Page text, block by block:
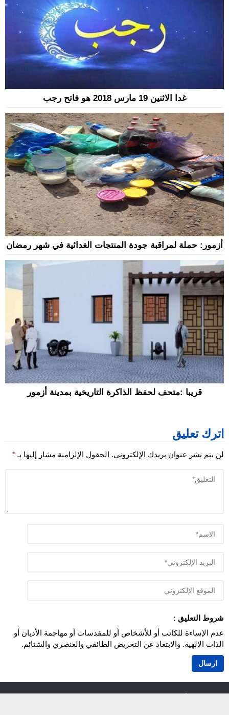
غدا الاثنين 19 مارس 2018 هو فاتح رجب
أزمور: حملة لمراقبة جودة المنتجات الغدائية في شهر رمضان
قريبا :متحف لحفظ الذاكرة التاريخية بمدينة أزمور
اترك تعليق
لن يتم نشر عنوان بريدك الإلكتروني. الحقول الإلزامية مشار إليها بـ *
شروط التعليق :
عدم الإساءة للكاتب أو للأشخاص أو للمقدسات أو مهاجمة الأديان أو
الذات الالهية. والابتعاد عن التحريض الطائفي والعنصري والشتائم.